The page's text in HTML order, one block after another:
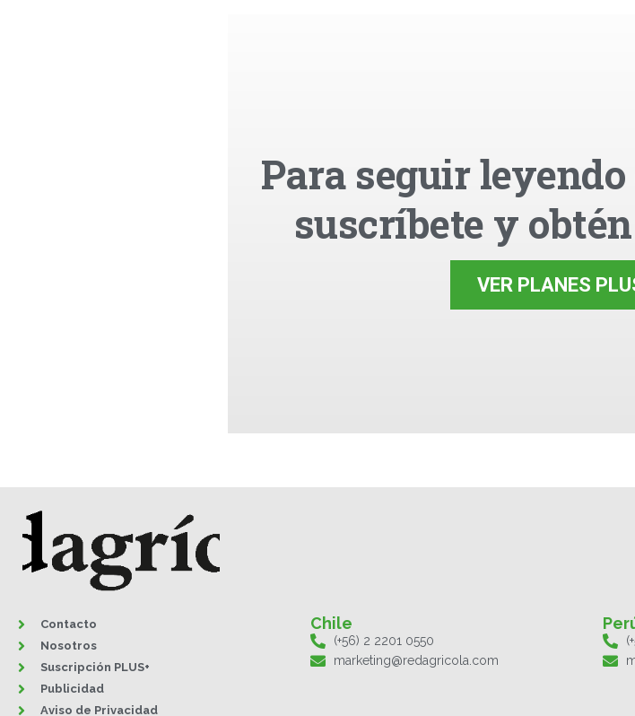
Para seguir
suscríbete y
VER PLANES
Contacto
Nosotros
Suscripción PLUS+
Publicidad
Aviso de Privacidad
Chile
(+56) 2 2201 0550
marketing@redagricola.com